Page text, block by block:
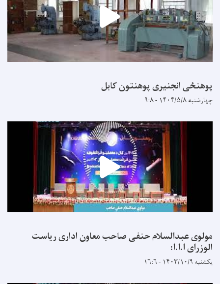
پوهنځی انجنیری پوهنتون کابل
چهارشنبه ۱۴۰۴/۵/۸ - ۹:۸
مولوی عبدالسلام حنفی صاحب معاون اداری ریاست
الوزرای ا.ا.ا:
یکشنبه ۱۴۰۳/۱۰/۹ - ۱۶:۶